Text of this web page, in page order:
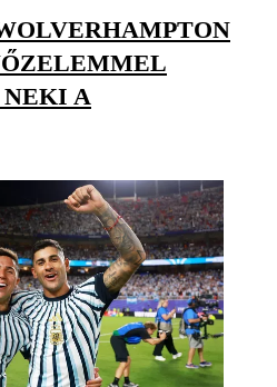
NEKI A